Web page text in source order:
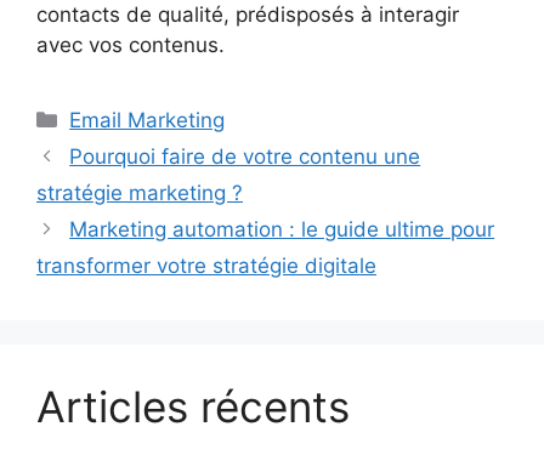
contacts de qualité, prédisposés à interagir
avec vos contenus.
Catégories
Email Marketing
Pourquoi faire de votre contenu une
stratégie marketing ?
Marketing automation : le guide ultime pour
transformer votre stratégie digitale
Articles récents